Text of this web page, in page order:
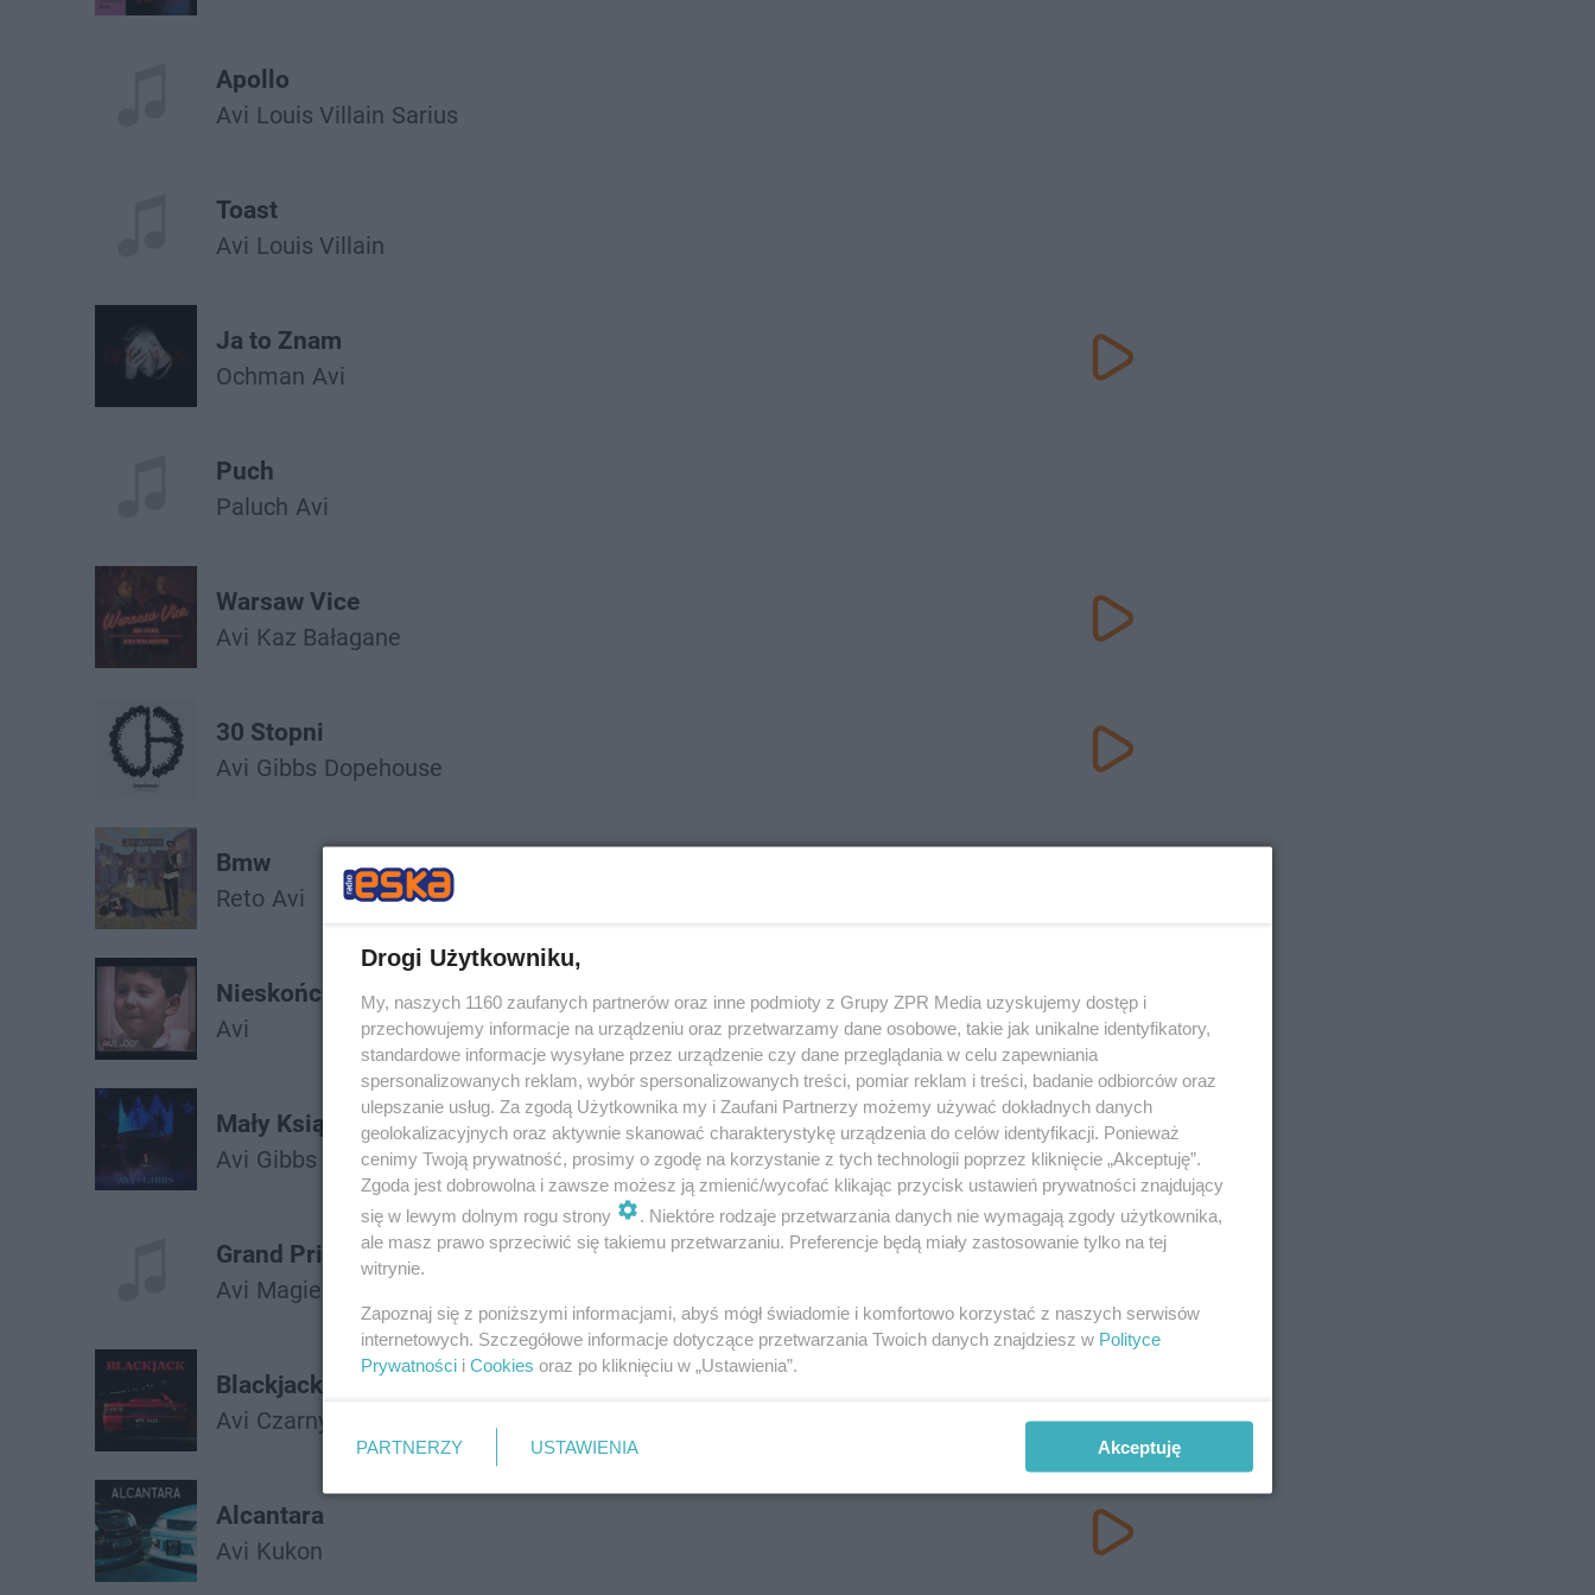
Apollo
Avi Louis Villain Sarius
Toast
Avi Louis Villain
Ja to Znam
Ochman Avi
Puch
Paluch Avi
Warsaw Vice
Avi Kaz Bałagane
30 Stopni
Avi Gibbs Dopehouse
Bmw
Reto Avi
Nieskończoność
Avi
Mały Książę
Avi Gibbs
Grand Prix
Avi Magiera
Blackjack
Avi Czarny Hifi
Alcantara
Avi Kukon
Drogi Użytkowniku,
My, naszych 1160 zaufanych partnerów oraz inne podmioty z Grupy ZPR Media uzyskujemy dostęp i
przechowujemy informacje na urządzeniu oraz przetwarzamy dane osobowe, takie jak unikalne identyfikatory,
standardowe informacje wysyłane przez urządzenie czy dane przeglądania w celu zapewniania
spersonalizowanych reklam, wybór spersonalizowanych treści, pomiar reklam i treści, badanie odbiorców oraz
ulepszanie usług. Za zgodą Użytkownika my i Zaufani Partnerzy możemy używać dokładnych danych
geolokalizacyjnych oraz aktywnie skanować charakterystykę urządzenia do celów identyfikacji. Ponieważ
cenimy Twoją prywatność, prosimy o zgodę na korzystanie z tych technologii poprzez kliknięcie „Akceptuję”.
Zgoda jest dobrowolna i zawsze możesz ją zmienić/wycofać klikając przycisk ustawień prywatności znajdujący
się w lewym dolnym rogu strony
. Niektóre rodzaje przetwarzania danych nie wymagają zgody użytkownika,
ale masz prawo sprzeciwić się takiemu przetwarzaniu. Preferencje będą miały zastosowanie tylko na tej
witrynie.
Zapoznaj się z poniższymi informacjami, abyś mógł świadomie i komfortowo korzystać z naszych serwisów
internetowych. Szczegółowe informacje dotyczące przetwarzania Twoich danych znajdziesz w Polityce
Prywatności i Cookies oraz po kliknięciu w „Ustawienia”.
PARTNERZY USTAWIENIA Akceptuję